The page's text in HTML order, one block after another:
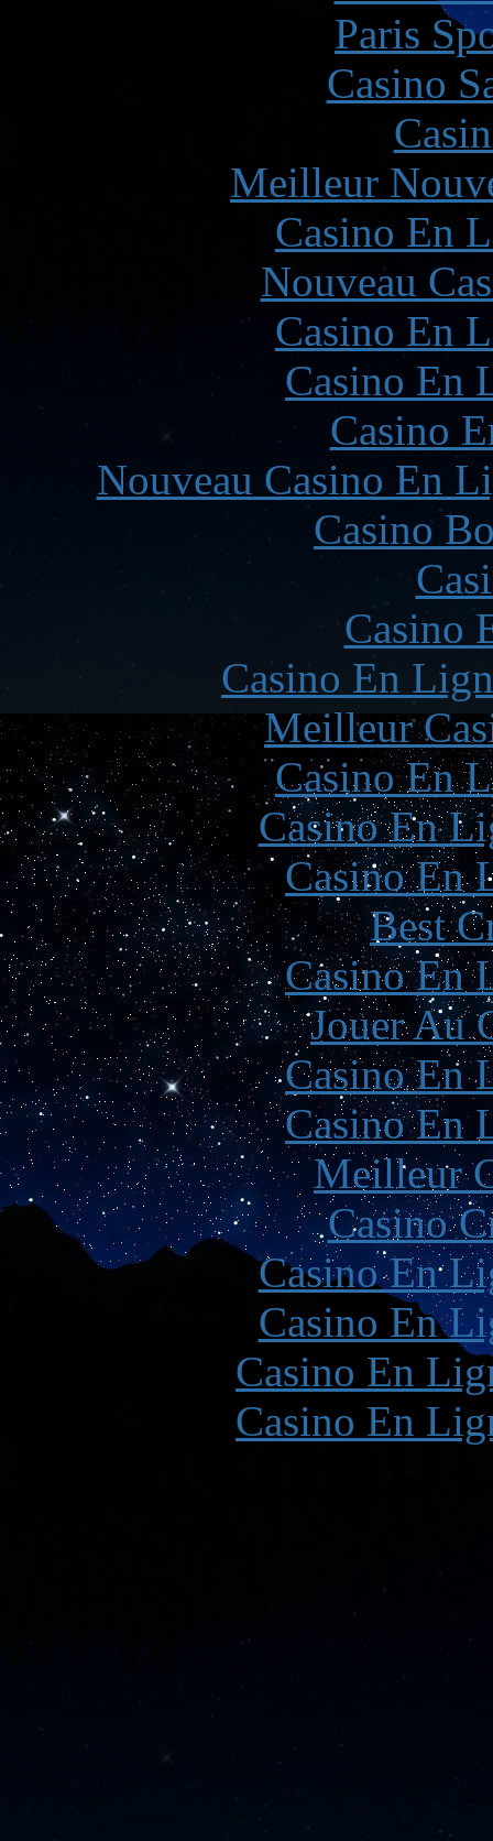
Paris
Casino
Meilleur
Casino En
Nouveau
Casino En
Casino En
Casino
Nouveau Casino En
Casino
Casino
Casino En
Meilleur
Casino En
Casino En
Casino En
Best
Casino En
Jouer Au
Casino En
Casino En
Meilleur
Casino
Casino En
Casino En
Casino En
Casino En